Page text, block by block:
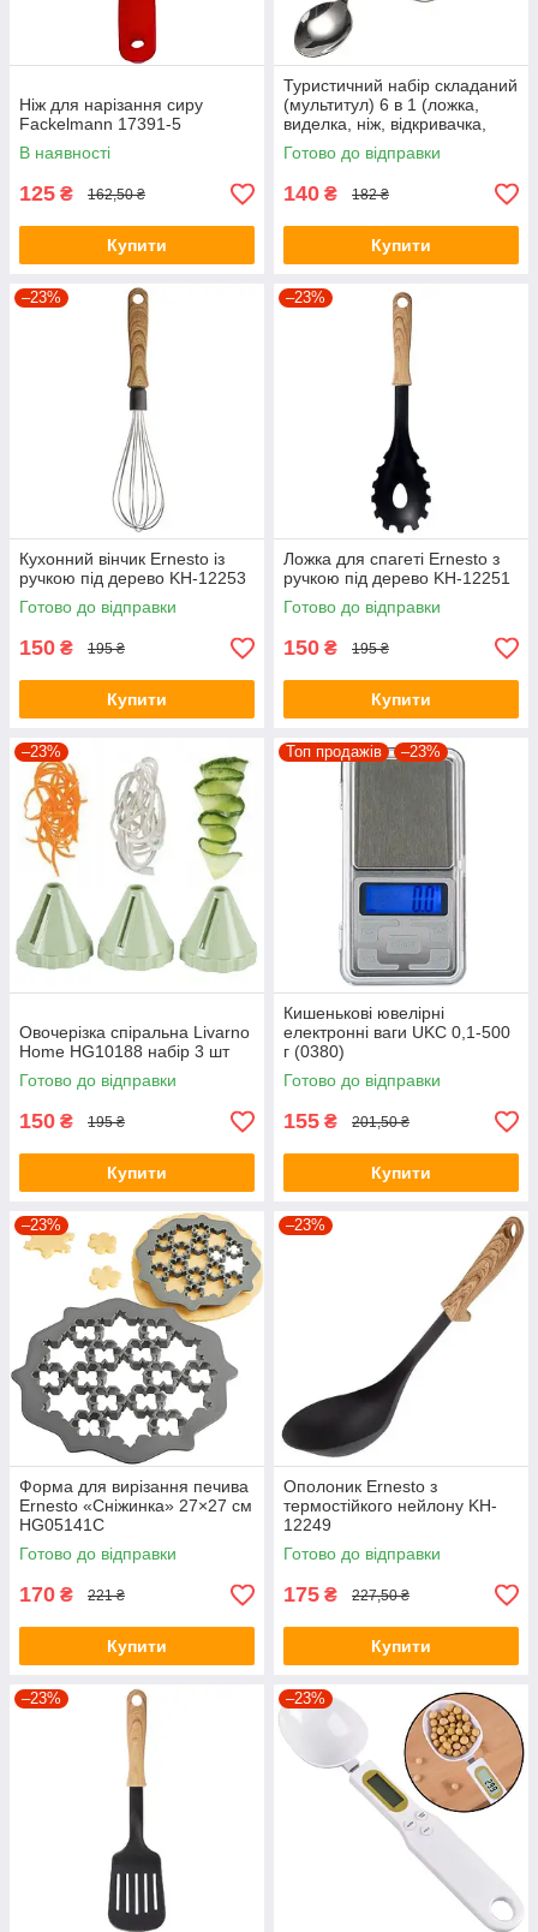
Ніж для нарізання сиру
Fackelmann 17391-5
В наявності
125 ₴ 162,50 ₴
Купити
Туристичний набір складаний
(мультитул) 6 в 1 (ложка,
виделка, ніж, відкривачка,
штопор) Black
Готово до відправки
140 ₴ 182 ₴
Купити
–23%
Кухонний вінчик Ernesto із
ручкою під дерево KH-12253
Готово до відправки
150 ₴ 195 ₴
Купити
–23%
Ложка для спагеті Ernesto з
ручкою під дерево KH-12251
Готово до відправки
150 ₴ 195 ₴
Купити
–23%
Овочерізка спіральна Livarno
Home HG10188 набір 3 шт
Готово до відправки
150 ₴ 195 ₴
Купити
Топ продажів –23%
Кишенькові ювелірні
електронні ваги UKC 0,1-500
г (0380)
Готово до відправки
155 ₴ 201,50 ₴
Купити
–23%
Форма для вирізання печива
Ernesto «Сніжинка» 27×27 см
HG05141C
Готово до відправки
170 ₴ 221 ₴
Купити
–23%
Ополоник Ernesto з
термостійкого нейлону KH-
12249
Готово до відправки
175 ₴ 227,50 ₴
Купити
–23% –23%